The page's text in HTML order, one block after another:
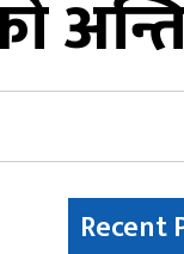
Recent